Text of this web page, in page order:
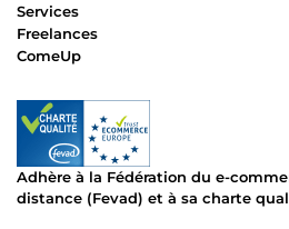
Services
Freelances
ComeUp
Adhère à la Fédération du e-
distance (Fevad) et à sa charte